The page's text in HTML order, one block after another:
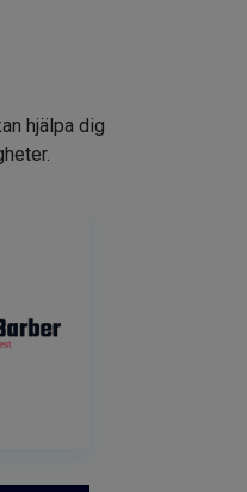
hjälpa dig